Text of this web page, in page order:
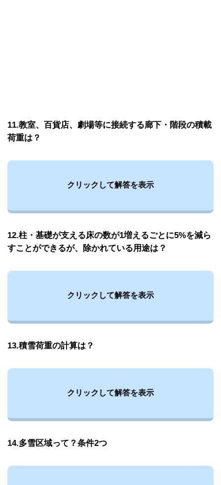
11.教室、百貨店、劇場等に接続する廊下・階段の積載
荷重は？
クリックして解答を表示
12.柱・基礎が支える床の数が1増えるごとに5%を減ら
すことができるが、除かれている用途は？
クリックして解答を表示
13.積雪荷重の計算は？
クリックして解答を表示
14.多雪区域って？条件2つ